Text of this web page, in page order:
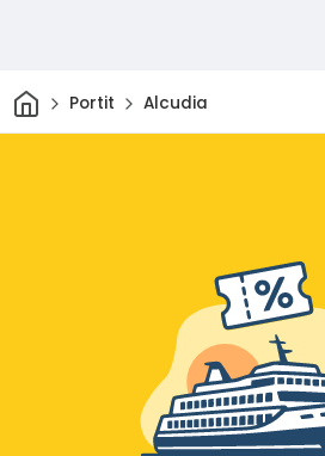
KotiinPortit Alcudia